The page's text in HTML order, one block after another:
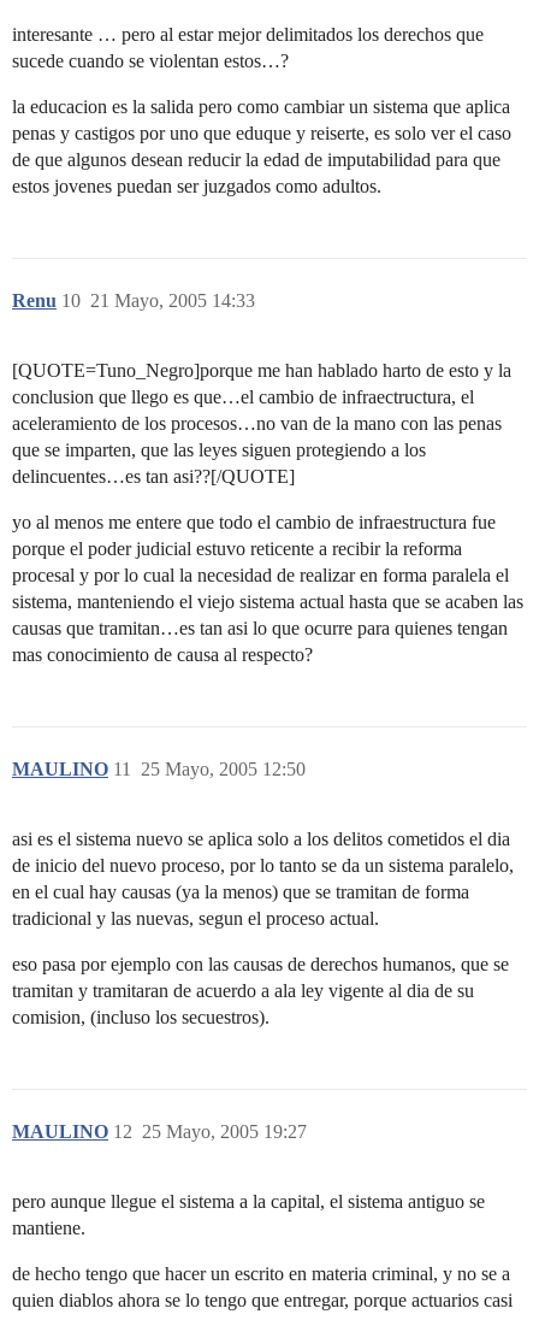
interesante … pero al estar mejor delimitados los derechos que
sucede cuando se violentan estos…?
la educacion es la salida pero como cambiar un sistema que aplica
penas y castigos por uno que eduque y reiserte, es solo ver el caso
de que algunos desean reducir la edad de imputabilidad para que
estos jovenes puedan ser juzgados como adultos.
Renu 21 Mayo, 2005 14:33
10
[QUOTE=Tuno_Negro]porque me han hablado harto de esto y la
conclusion que llego es que…el cambio de infraectructura, el
aceleramiento de los procesos…no van de la mano con las penas
que se imparten, que las leyes siguen protegiendo a los
delincuentes…es tan asi??[/QUOTE]
yo al menos me entere que todo el cambio de infraestructura fue
porque el poder judicial estuvo reticente a recibir la reforma
procesal y por lo cual la necesidad de realizar en forma paralela el
sistema, manteniendo el viejo sistema actual hasta que se acaben las
causas que tramitan…es tan asi lo que ocurre para quienes tengan
mas conocimiento de causa al respecto?
MAULINO 25 Mayo, 2005 12:50
11
asi es el sistema nuevo se aplica solo a los delitos cometidos el dia
de inicio del nuevo proceso, por lo tanto se da un sistema paralelo,
en el cual hay causas (ya la menos) que se tramitan de forma
tradicional y las nuevas, segun el proceso actual.
eso pasa por ejemplo con las causas de derechos humanos, que se
tramitan y tramitaran de acuerdo a ala ley vigente al dia de su
comision, (incluso los secuestros).
MAULINO 25 Mayo, 2005 19:27
12
pero aunque llegue el sistema a la capital, el sistema antiguo se
mantiene.
de hecho tengo que hacer un escrito en materia criminal, y no se a
quien diablos ahora se lo tengo que entregar, porque actuarios casi